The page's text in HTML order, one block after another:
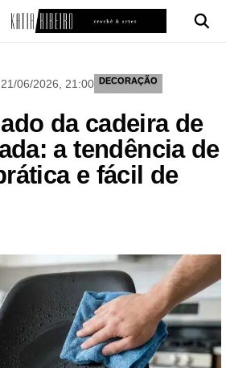
21/06/2026, 21:00 DECORAÇÃO
da cadeira de
a tendência de
e fácil de